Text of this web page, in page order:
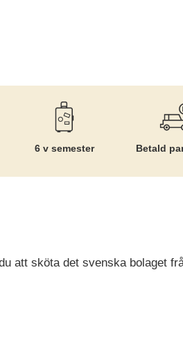
6 v semester Betald
att sköta det svenska bolaget